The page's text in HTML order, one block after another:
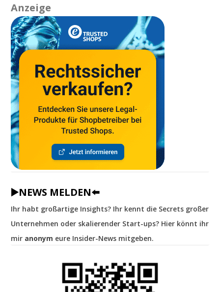
Anzeige
▶️NEWS MELDEN⬅️
Ihr habt großartige Insights? Ihr kennt die Secrets großer
Unternehmen oder skalierender Start-ups? Hier könnt ihr
mir anonym eure Insider-News mitgeben.